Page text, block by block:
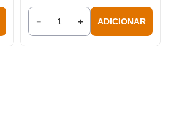
＋
－ ADICIONAR